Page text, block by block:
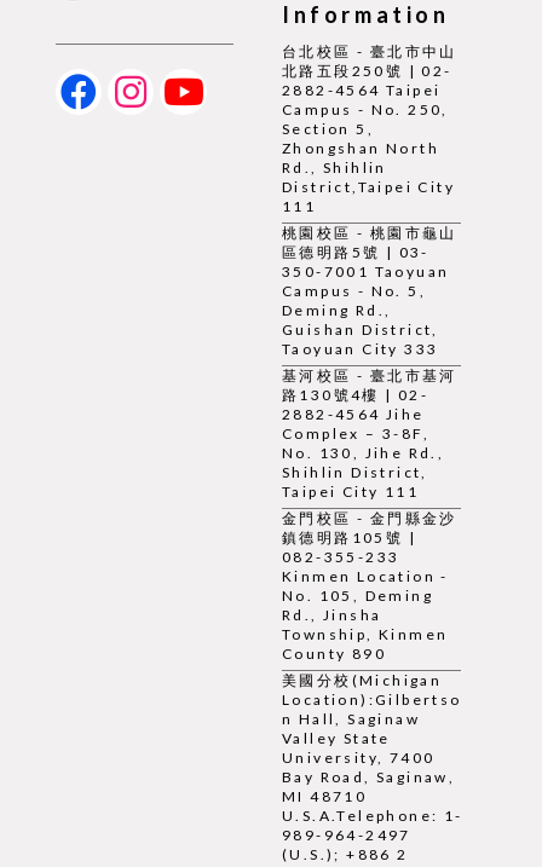
Information
台北校區 - 臺北市中山
北路五段250號 | 02-
2882-4564 Taipei
Campus - No. 250,
Section 5,
Zhongshan North
Rd., Shihlin
District,Taipei City
111
桃園校區 - 桃園市龜山
區德明路5號 | 03-
350-7001 Taoyuan
Campus - No. 5,
Deming Rd.,
Guishan District,
Taoyuan City 333
基河校區 - 臺北市基河
路130號4樓 | 02-
2882-4564 Jihe
Complex – 3-8F,
No. 130, Jihe Rd.,
Shihlin District,
Taipei City 111
金門校區 - 金門縣金沙
鎮德明路105號 |
082-355-233
Kinmen Location -
No. 105, Deming
Rd., Jinsha
Township, Kinmen
County 890
美國分校(Michigan
Location):Gilbertso
n Hall, Saginaw
Valley State
University, 7400
Bay Road, Saginaw,
MI 48710
U.S.A.Telephone: 1-
989-964-2497
(U.S.); +886 2